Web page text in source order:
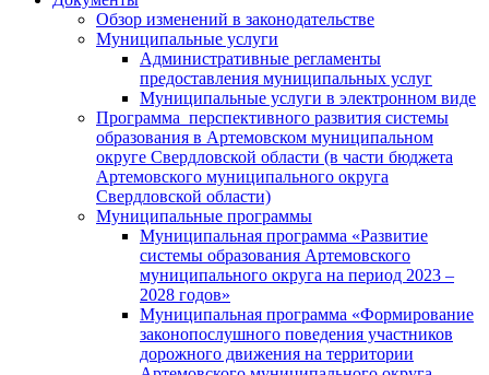
Обзор изменений в законодательстве
Муниципальные услуги
Административные регламенты
предоставления муниципальных услуг
Муниципальные услуги в электронном виде
Программа перспективного развития системы
образования в Артемовском муниципальном
округе Свердловской области (в части бюджета
Артемовского муниципального округа
Свердловской области)
Муниципальные программы
Муниципальная программа «Развитие
системы образования Артемовского
муниципального округа на период 2023 –
2028 годов»
Муниципальная программа «Формирование
законопослушного поведения участников
дорожного движения на территории